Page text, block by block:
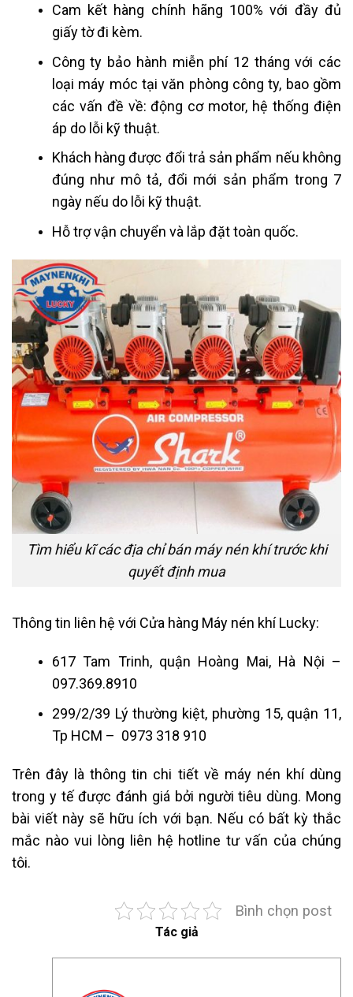
Cam kết hàng chính hãng 100% với đầy đủ
giấy tờ đi kèm.
Công ty bảo hành miễn phí 12 tháng với các
loại máy móc tại văn phòng công ty, bao gồm
các vấn đề về: động cơ motor, hệ thống điện
áp do lỗi kỹ thuật.
Khách hàng được đổi trả sản phẩm nếu không
đúng như mô tả, đổi mới sản phẩm trong 7
ngày nếu do lỗi kỹ thuật.
Hỗ trợ vận chuyển và lắp đặt toàn quốc.
Tìm hiểu kĩ các địa chỉ bán máy nén khí trước khi
quyết định mua
Thông tin liên hệ với Cửa hàng Máy nén khí Lucky:
617 Tam Trinh, quận Hoàng Mai, Hà Nội –
097.369.8910
299/2/39 Lý thường kiệt, phường 15, quận 11,
Tp HCM – 0973 318 910
Trên đây là thông tin chi tiết về máy nén khí dùng
trong y tế được đánh giá bởi người tiêu dùng. Mong
bài viết này sẽ hữu ích với bạn. Nếu có bất kỳ thắc
mắc nào vui lòng liên hệ hotline tư vấn của chúng
tôi.
Bình chọn post
Tác giả